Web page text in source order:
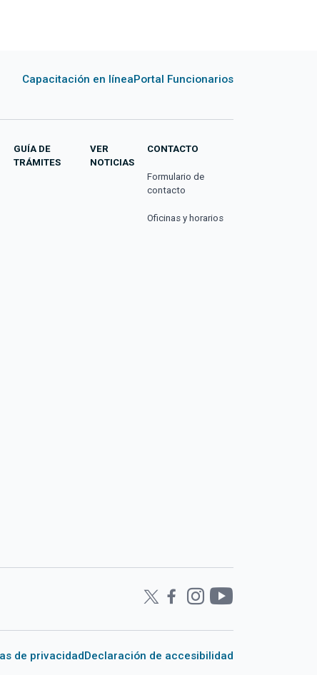
Capacitación en líneaPortal Funcionarios
GUÍA DE
TRÁMITES
VER
NOTICIAS
CONTACTO
Formulario de
contacto
Oficinas y horarios
de privacidad Declaración de accesibilidad